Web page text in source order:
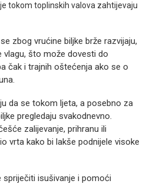
tokom toplinskih valova zahtijevaju
zbog vrućine biljke brže razvijaju,
vlagu, što može dovesti do
čak i trajnih oštećenja ako se o
da se tokom ljeta, a posebno za
pregledaju svakodnevno.
zalijevanje, prihranu ili
vrta kako bi lakše podnijele visoke
spriječiti isušivanje i pomoći